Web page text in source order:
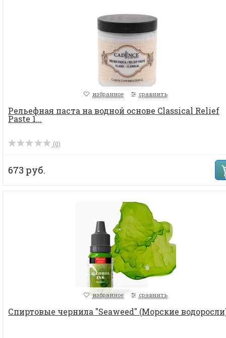
избранное сравнить
Рельефная паста на водной основе Classical Relief
Paste 1...
(0)
673 руб.
избранное сравнить
Спиртовые чернила "Seaweed" (Морские